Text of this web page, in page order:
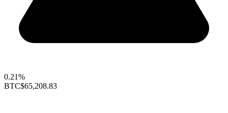
0.21%
BTC$65,208.83